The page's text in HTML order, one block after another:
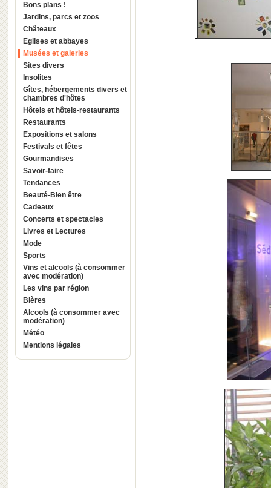
Bons plans !
Jardins, parcs et zoos
Châteaux
Eglises et abbayes
Musées et galeries
Sites divers
Insolites
Gîtes, hébergements divers et
chambres d'hôtes
Hôtels et hôtels-restaurants
Restaurants
Expositions et salons
Festivals et fêtes
Gourmandises
Savoir-faire
Tendances
Beauté-Bien être
Cadeaux
Concerts et spectacles
Livres et Lectures
Mode
Sports
Vins et alcools (à consommer
avec modération)
Les vins par région
Bières
Alcools (à consommer avec
modération)
Météo
Mentions légales
.